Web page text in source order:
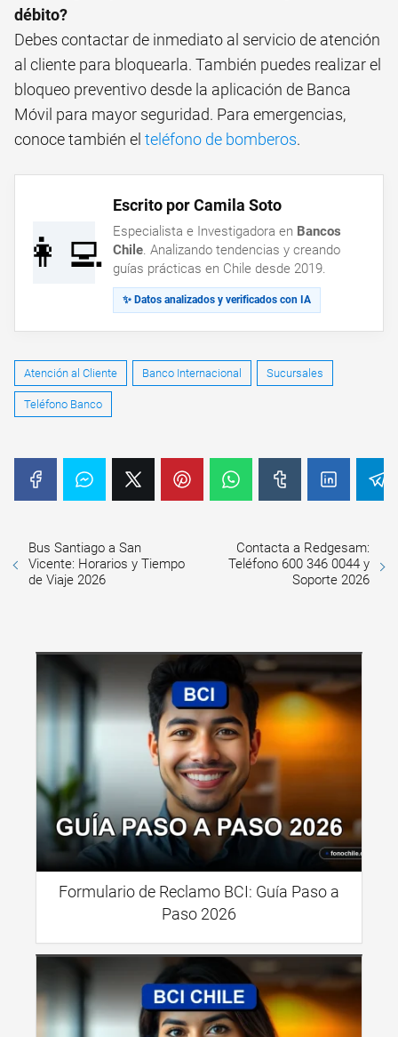
débito?
Debes contactar de inmediato al servicio de atención
al cliente para bloquearla. También puedes realizar el
bloqueo preventivo desde la aplicación de Banca
Móvil para mayor seguridad. Para emergencias,
conoce también el teléfono de bomberos.
👩‍💻
Escrito por Camila Soto
Especialista e Investigadora en Bancos
Chile. Analizando tendencias y creando
guías prácticas en Chile desde 2019.
✨ Datos analizados y verificados con IA
Atención al Cliente Banco Internacional Sucursales
Teléfono Banco
Bus Santiago a San
Vicente: Horarios y Tiempo
de Viaje 2026
Contacta a Redgesam:
Teléfono 600 346 0044 y
Soporte 2026
Formulario de Reclamo BCI: Guía Paso a
Paso 2026